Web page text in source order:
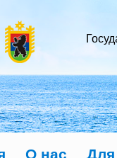
О нас Для